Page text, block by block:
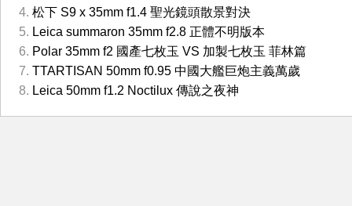
松下 S9 x 35mm f1.4 聖光鏡頭散景對決
Leica summaron 35mm f2.8 正體不明版本
Polar 35mm f2 國產七枚玉 VS 加製七枚玉 菲林篇
TTARTISAN 50mm f0.95 中國大艦巨炮主義萬歲
Leica 50mm f1.2 Noctilux 傳說之夜神